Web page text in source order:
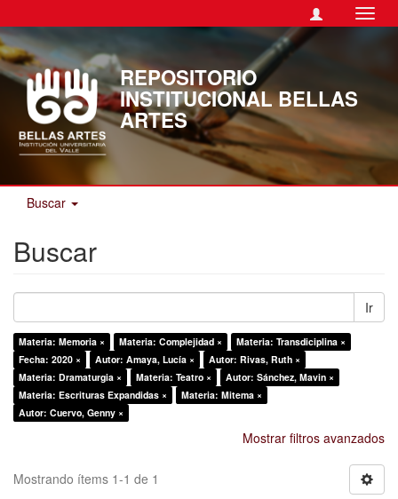
REPOSITORIO
INSTITUCIONAL BELLAS
ARTES
Buscar
Buscar
Ir
Materia: Memoria × Materia: Complejidad ×
Materia: Transdiciplina ×
Fecha: 2020 ×
Autor: Amaya, Lucía ×
Autor: Rivas, Ruth ×
Materia: Dramaturgia ×
Materia: Teatro ×
Autor: Sánchez, Mavin ×
Materia: Escrituras Expandidas ×
Materia: Mitema ×
Autor: Cuervo, Genny ×
Mostrar filtros avanzados
Mostrando ítems 1-1 de 1